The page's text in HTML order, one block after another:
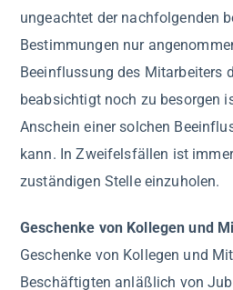
ungeachtet der nachfolgenden
Bestimmungen nur
Beeinflussung des Mitarbeiters
beabsichtigt noch zu besorgen
Anschein einer solchen
kann. In Zweifelsfällen ist
zuständigen Stelle einzuholen.
Geschenke von Kollegen und
Geschenke von Kollegen und
Beschäftigten anläßlich von